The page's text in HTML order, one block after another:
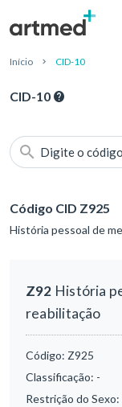
Início CID-10
CID-10
Digite o
Código CID Z925
História pessoal de
Z92 História
reabilitação
Código: Z925
Classificação: -
Restrição do Sexo: